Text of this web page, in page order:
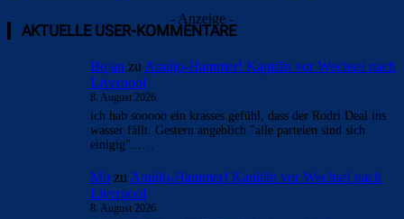
- Anzeige -
AKTUELLE USER-KOMMENTARE
Bojan zu Araújo-Hammer! Kapitän vor Wechsel nach
Liverpool
8. August 2026
ich hab sooooo ein krasses gefühl, dass der Rodri Deal ins
wasser fällt. Gestern angeblich "alle parteien sind sich
einigig"...…
Mo zuAraújo-Hammer! Kapitän vor Wechsel nach
Liverpool
8. August 2026